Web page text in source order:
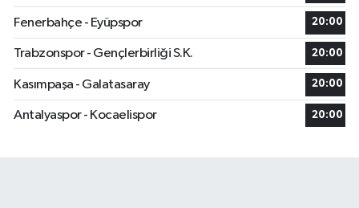
Fenerbahçe - Eyüpspor 20:00
Trabzonspor - Gençlerbirliği S.K. 20:00
Kasımpaşa - Galatasaray 20:00
Antalyaspor - Kocaelispor 20:00